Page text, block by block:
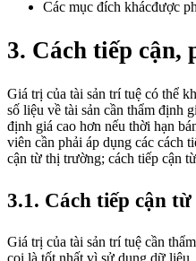
Các mục đích khácđược
3. Cách tiếp cận,
Giá trị của tài sản trí tuệ có thể
số liệu về tài sản cần thẩm định
định giá cao hơn nếu thời hạn
viên cần phải áp dụng các cách
cận từ thị trường; cách tiếp cận
3.1. Cách tiếp cận
Giá trị của tài sản trí tuệ cần
coi là tốt nhất vì sử dụng dữ